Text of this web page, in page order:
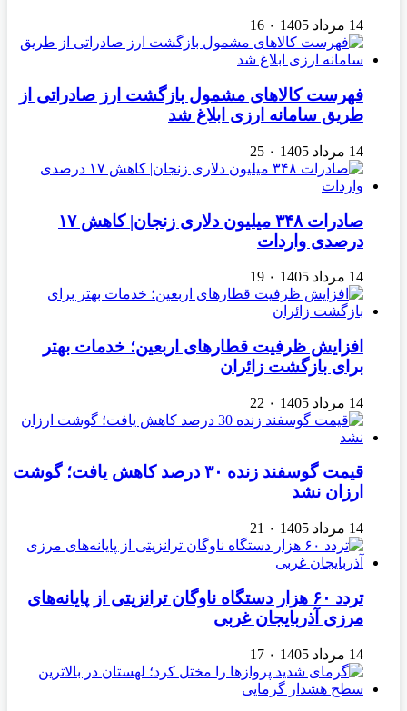
14 مرداد 1405 ۰ 16
فهرست کالاهای مشمول بازگشت ارز صادراتی از
طریق سامانه ارزی ابلاغ شد
14 مرداد 1405 ۰ 25
صادرات ۳۴۸ میلیون دلاری زنجان| ‌کاهش ۱۷
درصدی واردات
14 مرداد 1405 ۰ 19
افزایش ظرفیت قطارهای اربعین؛ خدمات بهتر
برای بازگشت زائران
14 مرداد 1405 ۰ 22
قیمت گوسفند زنده ۳۰ درصد کاهش یافت؛ گوشت
ارزان نشد
14 مرداد 1405 ۰ 21
تردد ۶۰ هزار دستگاه ناوگان ترانزیتی از پایانه‌های
مرزی آذربایجان ‌غربی
14 مرداد 1405 ۰ 17